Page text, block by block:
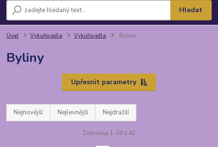
Hledat
Úvod Vykuřovadla Vykuřovadla Byliny
Byliny
Upřesnit parametry
Nejnovější Nejlevnější Nejdražší
Zobrazuji 1-20 z 42